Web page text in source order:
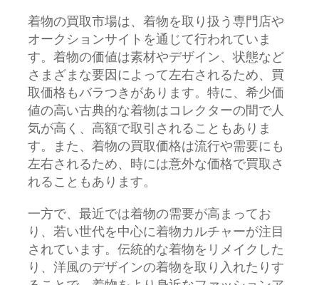
着物の買取市場は、着物を取り扱う専門店や
オークションサイトを通じて行われていま
す。着物の価値は素材やデザイン、状態など
さまざまな要因によって左右されるため、買
取価格もバラつきがあります。特に、希少価
値の高い古典的な着物はコレクターの間で人
気が高く、高額で取引されることもありま
す。また、着物の買取価格は流行や需要にも
左右されるため、時には意外な価格で買取さ
れることもあります。
一方で、最近では着物の需要が高まってお
り、若い世代を中心に着物カルチャーが注目
されています。伝統的な着物をリメイクした
り、洋風のデザインの着物を取り入れたりす